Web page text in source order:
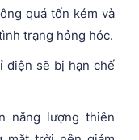
quá tốn kém và
trạng hỏng hóc.
điện sẽ bị hạn chế
năng lượng thiên